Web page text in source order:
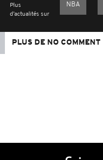
Plus
d'actualités sur
NBA
PLUS DE NO COMMENT